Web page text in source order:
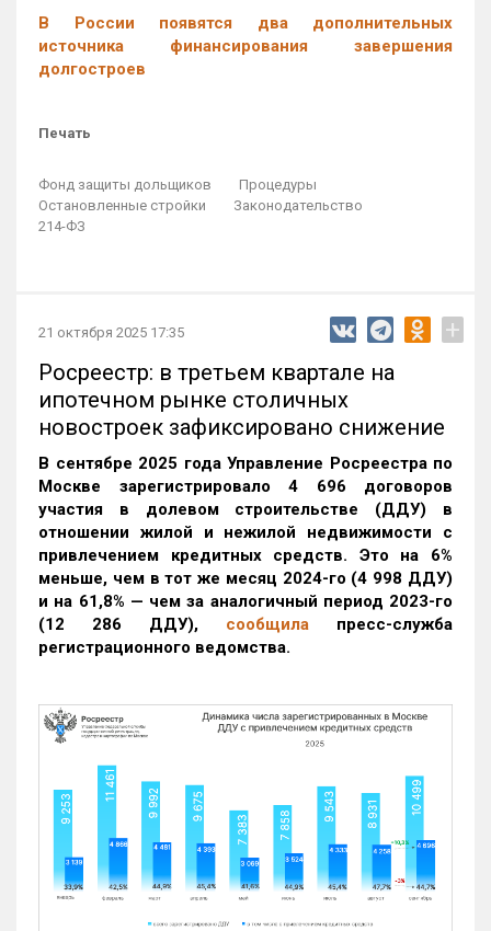
В России появятся два дополнительных
источника финансирования завершения
долгостроев
Печать
Фонд защиты дольщиков
Процедуры
Остановленные стройки
Законодательство
214-ФЗ
21 октября 2025 17:35 +
Росреестр: в третьем квартале на
ипотечном рынке столичных
новостроек зафиксировано снижение
В сентябре 2025 года Управление Росреестра по
Москве зарегистрировало 4 696 договоров
участия в долевом строительстве (ДДУ) в
отношении жилой и нежилой недвижимости с
привлечением кредитных средств. Это на 6%
меньше, чем в тот же месяц 2024-го (4 998 ДДУ)
и на 61,8% — чем за аналогичный период 2023-го
(12 286 ДДУ), сообщила пресс-служба
регистрационного ведомства.